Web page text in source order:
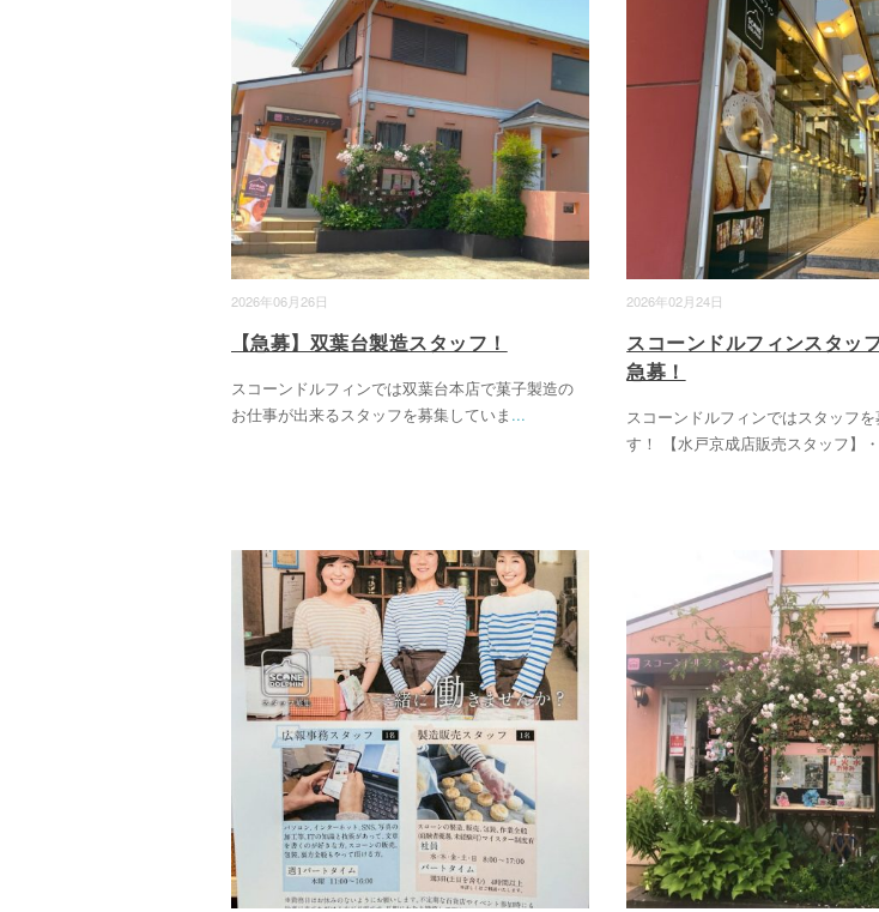
2026年06月26日
【急募】双葉台製造スタッフ！
スコーンドルフィンでは双葉台本店で菓子製造の
お仕事が出来るスタッフを募集していま ...
2026年02月24日
スコーンドルフィンスタッ
急募！
スコーンドルフィンではスタッフ
す！ 【水戸京成店販売スタッフ】